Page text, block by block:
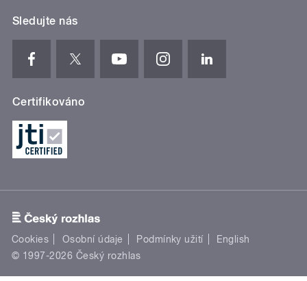
Sledujte nás
Certifikováno
Cookies Osobní údaje Podmínky užití
English
© 1997-2026 Český rozhlas